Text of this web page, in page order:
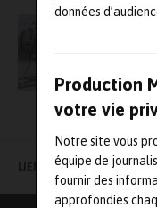
données
Production
votre vie
Notre site vous
équipe de
fournir des
approfondies
LIENS UTILES